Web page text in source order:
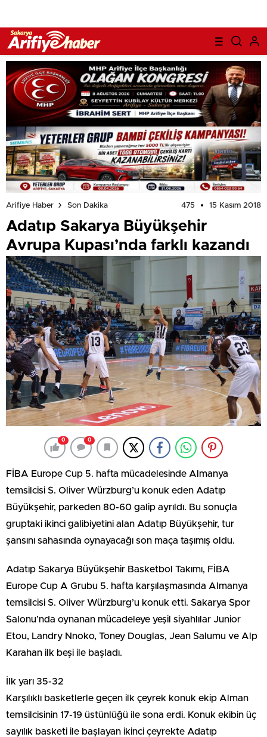
Arifiye Haber Son Dakika 475 15 Kasım 2018
Adatıp Sakarya Büyükşehir
Avrupa Kupası’nda farklı kazandı
0 0
FİBA Europe Cup 5. hafta mücadelesinde Almanya
temsilcisi S. Oliver Würzburg’u konuk eden Adatıp
Büyükşehir, parkeden 80-60 galip ayrıldı. Bu sonuçla
gruptaki ikinci galibiyetini alan Adatıp Büyükşehir, tur
şansını sahasında oynayacağı son maça taşımış oldu.
Adatıp Sakarya Büyükşehir Basketbol Takımı, FİBA
Europe Cup A Grubu 5. hafta karşılaşmasında Almanya
temsilcisi S. Oliver Würzburg’u konuk etti. Sakarya Spor
Salonu’nda oynanan mücadeleye yeşil siyahlılar Junior
Etou, Landry Nnoko, Toney Douglas, Jean Salumu ve Alp
Karahan ilk beşi ile başladı.
İlk yarı 35-32
Karşılıklı basketlerle geçen ilk çeyrek konuk ekip Alman
temsilcisinin 17-19 üstünlüğü ile sona erdi. Konuk ekibin üç
sayılık basketi ile başlayan ikinci çeyrekte Adatıp